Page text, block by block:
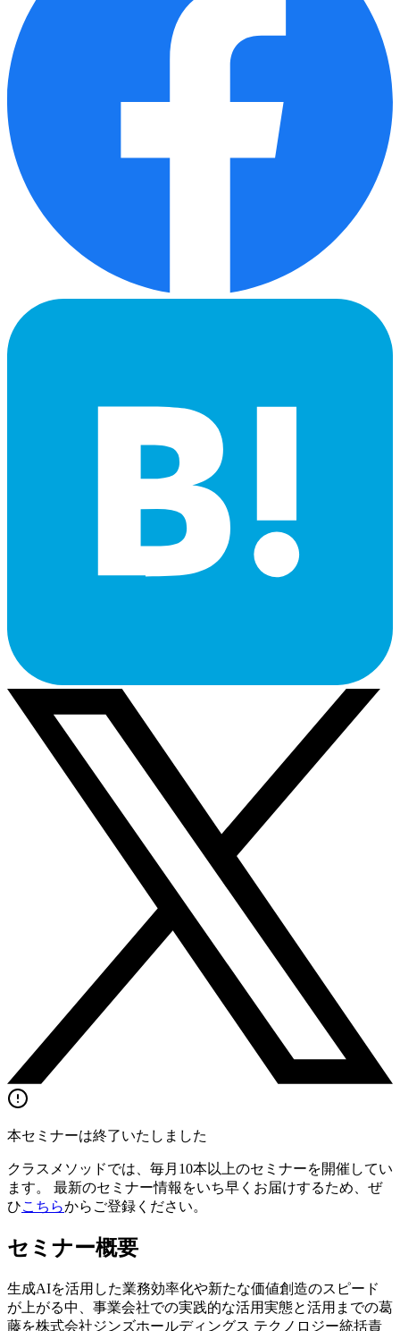
本セミナーは終了いたしました
クラスメソッドでは、毎月10本以上のセミナーを開催してい
ます。 最新のセミナー情報をいち早くお届けするため、ぜ
ひこちらからご登録ください。
セミナー概要
生成AIを活用した業務効率化や新たな価値創造のスピード
が上がる中、事業会社での実践的な活用実態と活用までの葛
藤を株式会社ジンズホールディングス テクノロジー統括責